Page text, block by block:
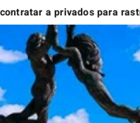
privados para rastrear y